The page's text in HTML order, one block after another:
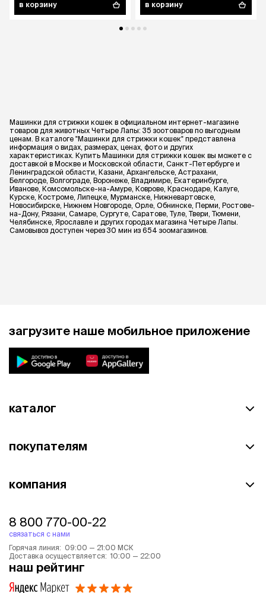
в корзину в корзину
Машинки для стрижки кошек в официальном интернет-магазине
товаров для животных Четыре Лапы: 35 зоотоваров по выгодным
ценам. В каталоге "Машинки для стрижки кошек" представлена
информация о видах, размерах, ценах, фото и других
характеристиках. Купить Машинки для стрижки кошек вы можете с
доставкой в Москве и Московской области, Санкт-Петербурге и
Ленинградской области, Казани, Архангельске, Астрахани,
Белгороде, Волгограде, Воронеже, Владимире, Екатеринбурге,
Иванове, Комсомольске-на-Амуре, Коврове, Краснодаре, Калуге,
Курске, Костроме, Липецке, Мурманске, Нижневартовске,
Новосибирске, Нижнем Новгороде, Орле, Обнинске, Перми, Ростове-
на-Дону, Рязани, Самаре, Сургуте, Саратове, Туле, Твери, Тюмени,
Челябинске, Ярославле и других городах магазина Четыре Лапы.
Самовывоз доступен через 30 мин из 654 зоомагазинов.
загрузите наше мобильное приложение
каталог
покупателям
компания
8 800 770-00-22
связаться с нами
Горячая линия: 09:00 — 21:00 МСК
Доставка осуществляется: 10:00 — 22:00
наш рейтинг